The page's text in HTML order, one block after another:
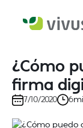
¿Cómo
firma
7/10/2020 6